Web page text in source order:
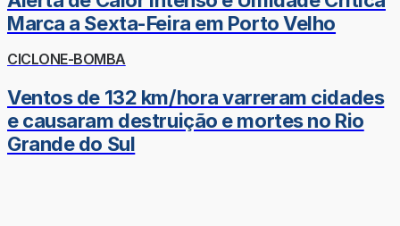
Marca a Sexta-Feira em Porto Velho
CICLONE-BOMBA
Ventos de 132 km/hora varreram cidades
e causaram destruição e mortes no Rio
Grande do Sul